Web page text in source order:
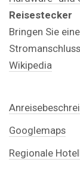
Reisestecker
Bringen Sie
Wikipedia
Googlemaps
Regionale